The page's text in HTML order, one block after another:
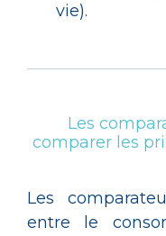
vie).
Les
comparer les
Les
entre le